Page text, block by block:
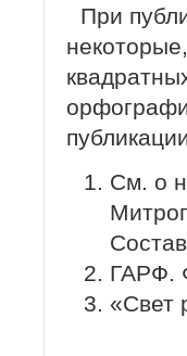
При
См. о
ГАРФ.
«Свет